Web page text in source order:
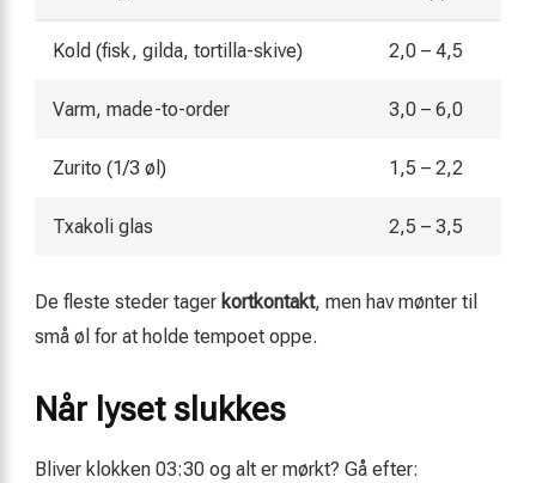
Kold (fisk, gilda, tortilla-skive) 2,0 – 4,5
Varm, made-to-order 3,0 – 6,0
Zurito (1/3 øl) 1,5 – 2,2
Txakoli glas 2,5 – 3,5
De fleste steder tager kortkontakt, men hav mønter til
små øl for at holde tempoet oppe.
Når lyset slukkes
Bliver klokken 03:30 og alt er mørkt? Gå efter: